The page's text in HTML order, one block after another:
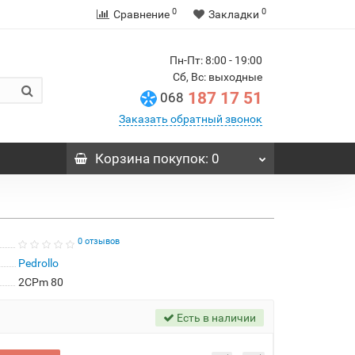
Сравнение 0 Закладки 0
Пн-Пт: 8:00 - 19:00
Сб, Вс: выходные
068 187 17 51
Заказать обратный звонок
Корзинапокупок: 0
0 отзывов
Pedrollo
2CPm 80
Есть в наличии